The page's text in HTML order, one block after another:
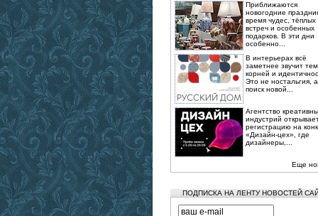
Приближаются
новогодние
время чудес, тёплых
встреч и особенных
подарков. В эти дни
особенно...
В интерьерах всё
заметнее звучит
корней и
Это не ностальгия, а
поиск новой...
Агентство
индустрий
регистрацию на
«Дизайн-цех», где
дизайнеры,...
Еще
ПОДПИСКА НА ЛЕНТУ НОВОСТЕЙ